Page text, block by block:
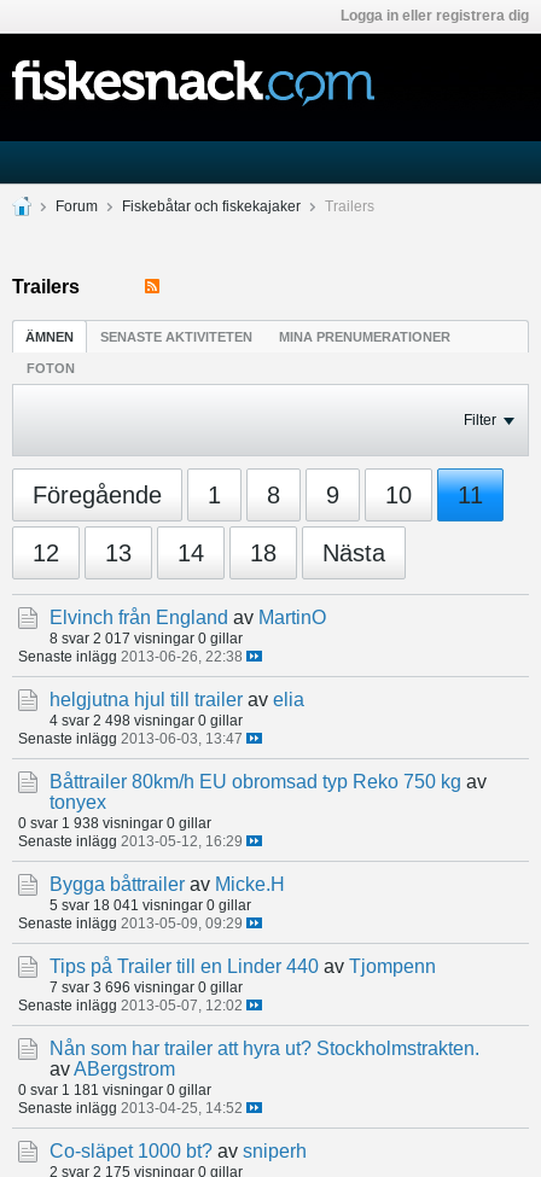
Logga in eller registrera dig
Forum Fiskebåtar och fiskekajaker Trailers
Trailers
ÄMNEN SENASTE AKTIVITETEN MINA PRENUMERATIONER
FOTON
Filter
Föregående 1 8 9 10 11
12 13 14 18 Nästa
Elvinch från England av MartinO
8 svar 2 017 visningar 0 gillar
Senaste inlägg 2013-06-26, 22:38
helgjutna hjul till trailer av elia
4 svar 2 498 visningar 0 gillar
Senaste inlägg 2013-06-03, 13:47
Båttrailer 80km/h EU obromsad typ Reko 750 kg av
tonyex
0 svar 1 938 visningar 0 gillar
Senaste inlägg 2013-05-12, 16:29
Bygga båttrailer av Micke.H
5 svar 18 041 visningar 0 gillar
Senaste inlägg 2013-05-09, 09:29
Tips på Trailer till en Linder 440 av Tjompenn
7 svar 3 696 visningar 0 gillar
Senaste inlägg 2013-05-07, 12:02
Nån som har trailer att hyra ut? Stockholmstrakten.
avABergstrom
0 svar 1 181 visningar 0 gillar
Senaste inlägg 2013-04-25, 14:52
Co-släpet 1000 bt? av sniperh
2 svar 2 175 visningar 0 gillar